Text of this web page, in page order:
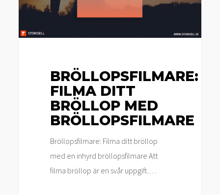
BRÖLLOPSFILMARE:
FILMA DITT
BRÖLLOP MED
BRÖLLOPSFILMARE
Bröllopsfilmare: Filma ditt bröllop
med en inhyrd bröllopsfilmare Att
filma bröllop är en svår uppgift.…